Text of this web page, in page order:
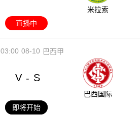
米拉索
直播中
08-10
03:00 巴西甲
V - S
巴西国际
即将开始